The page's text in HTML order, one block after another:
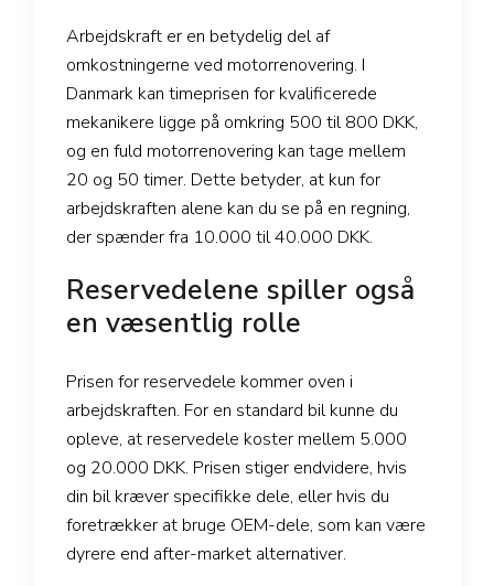
Arbejdskraft er en betydelig del af
omkostningerne ved motorrenovering. I
Danmark kan timeprisen for kvalificerede
mekanikere ligge på omkring 500 til 800 DKK,
og en fuld motorrenovering kan tage mellem
20 og 50 timer. Dette betyder, at kun for
arbejdskraften alene kan du se på en regning,
der spænder fra 10.000 til 40.000 DKK.
Reservedelene spiller også
en væsentlig rolle
Prisen for reservedele kommer oven i
arbejdskraften. For en standard bil kunne du
opleve, at reservedele koster mellem 5.000
og 20.000 DKK. Prisen stiger endvidere, hvis
din bil kræver specifikke dele, eller hvis du
foretrækker at bruge OEM-dele, som kan være
dyrere end after-market alternativer.